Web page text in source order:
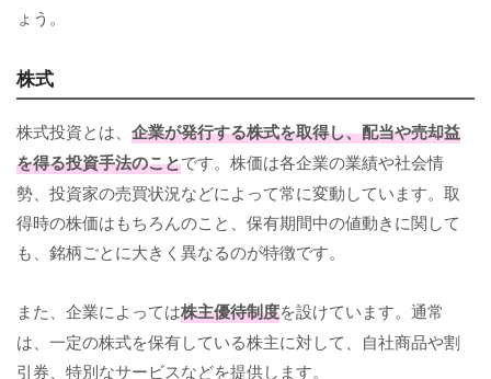
ょう。
株式
株式投資とは、 企業が発行する株式を取得し、配当や売却益
を得る投資手法のことです。株価は各企業の業績や社会情
勢、投資家の売買状況などによって常に変動しています。取
得時の株価はもちろんのこと、保有期間中の値動きに関して
も、銘柄ごとに大きく異なるのが特徴です。
また、企業によっては株主優待制度を設けています。通常
は、一定の株式を保有している株主に対して、自社商品や割
引券、特別なサービスなどを提供します。